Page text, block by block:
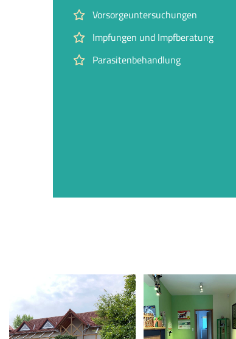
Vorsorgeuntersuchungen
Impfungen und Impfberatung
Parasitenbehandlung